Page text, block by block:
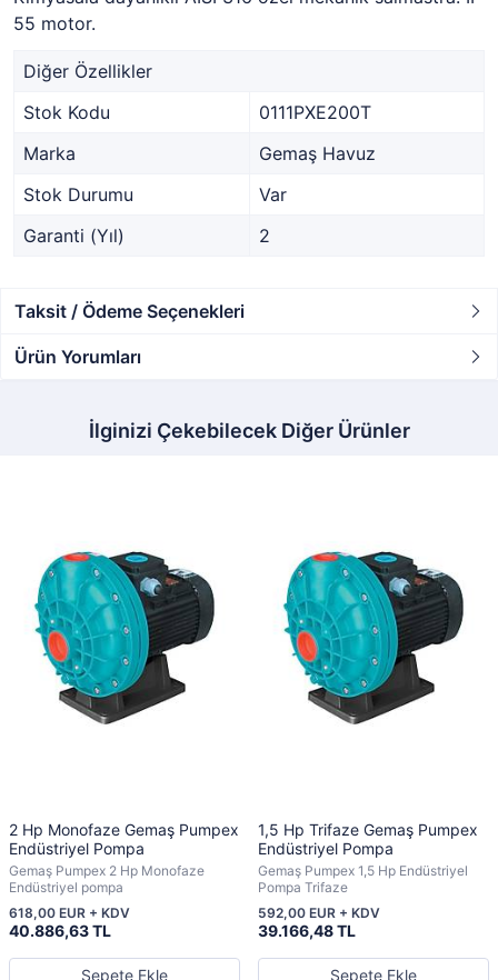
55 motor.
Diğer Özellikler
Stok Kodu
0111PXE200T
Marka
Gemaş Havuz
Stok Durumu
Var
Garanti (Yıl)
2
Taksit / Ödeme Seçenekleri
Ürün Yorumları
İlginizi Çekebilecek Diğer Ürünler
2 Hp Monofaze Gemaş Pumpex
Endüstriyel Pompa
Gemaş Pumpex 2 Hp Monofaze
Endüstriyel pompa
40.886,63 TL
618,00 EUR + KDV
Sepete Ekle
1,5 Hp Trifaze Gemaş Pumpex
Endüstriyel Pompa
Gemaş Pumpex 1,5 Hp Endüstriyel
Pompa Trifaze
39.166,48 TL
592,00 EUR + KDV
Sepete Ekle